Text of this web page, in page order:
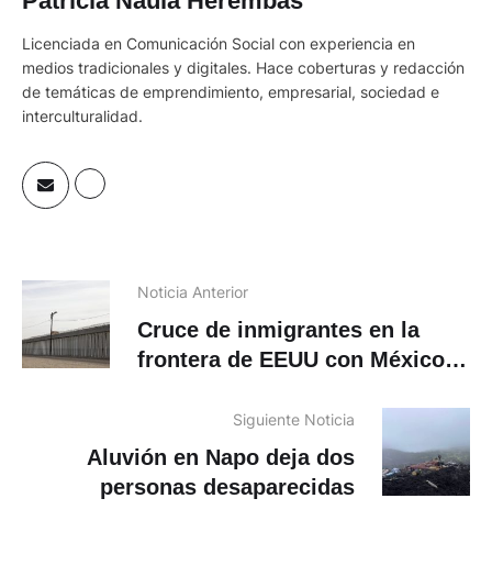
Licenciada en Comunicación Social con experiencia en
medios tradicionales y digitales. Hace coberturas y redacción
de temáticas de emprendimiento, empresarial, sociedad e
interculturalidad.
Noticia Anterior
Cruce de inmigrantes en la
frontera de EEUU con México
Siguiente Noticia
Aluvión en Napo deja dos
personas desaparecidas